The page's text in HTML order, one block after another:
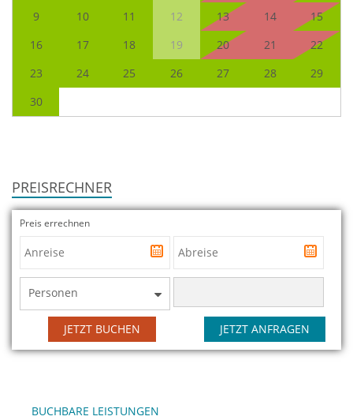
9
10 11 12 13 14
15
16
17 18 19 20 21
22
23
24 25 26 27 28
29
30
PREISRECHNER
Preis errechnen
Personen
JETZT ANFRAGEN
JETZT BUCHEN
BUCHBARE LEISTUNGEN